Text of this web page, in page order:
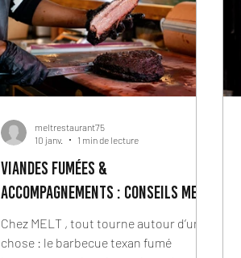
Viandes fumées &
accompagnements : conseils melt
Chez MELT , tout tourne autour d’une
chose : le barbecue texan fumé
meltrestaurant75
10 janv.
1 min de lecture